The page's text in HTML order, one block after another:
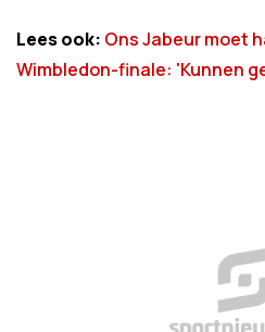
Lees ook: Ons Jabeur moet
Wimbledon-finale: 'Kunnen